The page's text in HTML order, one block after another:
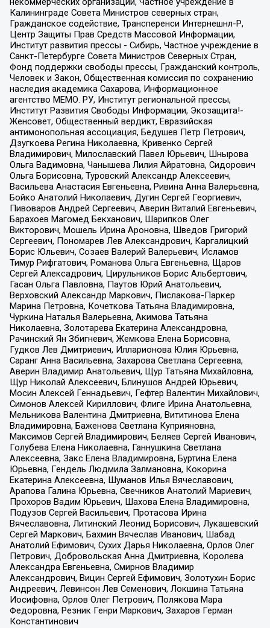
Калининграде Совета Министров северных стран,
Гражданское содействие, Трансперенси Интернешнл-Р,
Центр Защиты Прав Средств Массовой Информации,
Институт развития прессы - Сибирь, Частное учреждение в
Санкт-Петербурге Совета Министров Северных Стран,
Фонд поддержки свободы прессы, Гражданский контроль,
Человек и Закон, Общественная комиссия по сохранению
наследия академика Сахарова, Информационное
агентство МЕМО. РУ, Институт региональной прессы,
Институт Развития Свободы Информации, Экозащита!-
Женсовет, Общественный вердикт, Евразийская
антимонопольная ассоциация, Бедушев Петр Петрович,
Дзугкоева Регина Николаевна, Кривенко Сергей
Владимирович, Милославский Павел Юрьевич, Шнырова
Ольга Вадимовна, Чанышева Лилия Айратовна, Сидорович
Ольга Борисовна, Туровский Александр Алексеевич,
Васильева Анастасия Евгеньевна, Ривина Анна Валерьевна,
Бойко Анатолий Николаевич, Дугин Сергей Георгиевич,
Пивоваров Андрей Сергеевич, Аверин Виталий Евгеньевич,
Барахоев Магомед Бекханович, Шарипков Олег
Викторович, Мошель Ирина Ароновна, Шведов Григорий
Сергеевич, Пономарев Лев Александрович, Каргалицкий
Борис Юльевич, Созаев Валерий Валерьевич, Исламов
Тимур Рифгатович, Романова Ольга Евгеньевна, Щаров
Сергей Алексадрович, Цирульников Борис Альбертович,
Гасан Ольга Павловна, Паутов Юрий Анатольевич,
Верховский Александр Маркович, Пислакова-Паркер
Марина Петровна, Кочеткова Татьяна Владимировна,
Чуркина Наталья Валерьевна, Акимова Татьяна
Николаевна, Золотарева Екатерина Александровна,
Рачинский Ян Збигневич, Жемкова Елена Борисовна,
Гудков Лев Дмитриевич, Илларионова Юлия Юрьевна,
Саранг Анна Васильевна, Захарова Светлана Сергеевна,
Аверин Владимир Анатольевич, Щур Татьяна Михайловна,
Щур Николай Алексеевич, Блинушов Андрей Юрьевич,
Мосин Алексей Геннадьевич, Гефтер Валентин Михайлович,
Симонов Алексей Кириллович, Флиге Ирина Анатольевна,
Мельникова Валентина Дмитриевна, Вититинова Елена
Владимировна, Баженова Светлана Куприяновна,
Максимов Сергей Владимирович, Беляев Сергей Иванович,
Голубева Елена Николаевна, Ганнушкина Светлана
Алексеевна, Закс Елена Владимировна, Буртина Елена
Юрьевна, Гендель Людмила Залмановна, Кокорина
Екатерина Алексеевна, Шуманов Илья Вячеславович,
Арапова Галина Юрьевна, Свечников Анатолий Мариевич,
Прохоров Вадим Юрьевич, Шахова Елена Владимировна,
Подузов Сергей Васильевич, Протасова Ирина
Вячеславовна, Литинский Леонид Борисович, Лукашевский
Сергей Маркович, Бахмин Вячеслав Иванович, Шабад
Анатолий Ефимович, Сухих Дарья Николаевна, Орлов Олег
Петрович, Добровольская Анна Дмитриевна, Королева
Александра Евгеньевна, Смирнов Владимир
Александрович, Вицин Сергей Ефимович, Золотухин Борис
Андреевич, Левинсон Лев Семенович, Локшина Татьяна
Иосифовна, Орлов Олег Петрович, Полякова Мара
Федоровна, Резник Генри Маркович, Захаров Герман
Константинович